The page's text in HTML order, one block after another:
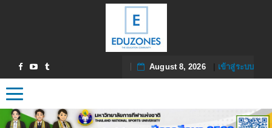
August 8, 2026| เข้าสู่ระบบ
Toggle navigation